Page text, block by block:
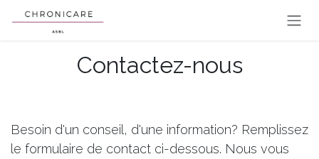
Se rendre au contenu
Contactez-nous
Besoin d'un conseil, d'une information? Remplissez
le formulaire de contact ci-dessous. Nous vous